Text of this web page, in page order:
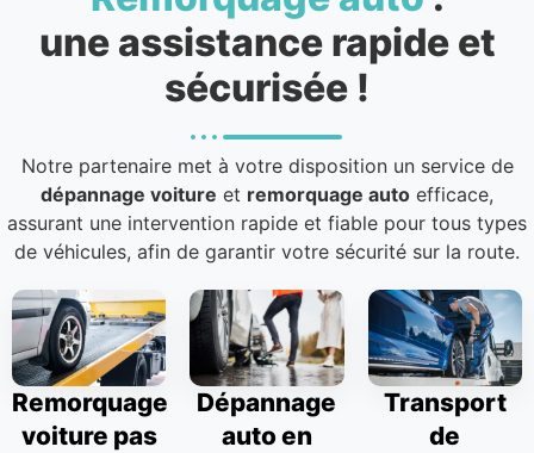
une assistance rapide et
sécurisée !
Notre partenaire met à votre disposition un service de
dépannage voiture et remorquage auto efficace,
assurant une intervention rapide et fiable pour tous types
de véhicules, afin de garantir votre sécurité sur la route.
Remorquage
voiture pas
Dépannage
auto en
Transport
de